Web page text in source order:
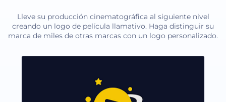
Lleve su producción cinematográfica al siguiente nivel
creando un logo de película llamativo. Haga distinguir su
marca de miles de otras marcas con un logo personalizado.